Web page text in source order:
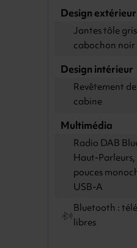
Design extérieur
Jantes tôle
cabochon noir
Design intérieur
Revêtement
cabine
Multimédia
Radio DAB
Haut-
pouces
USB-A
Bluetooth :
libres